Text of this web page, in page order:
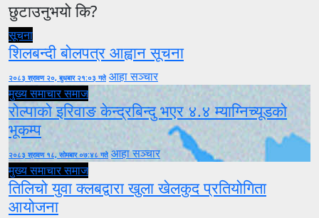
छुटाउनुभयो कि?
सूचना
शिलबन्दी बोलपत्र आह्वान सूचना
२०८३ श्रावण २०, बुधबार २१:०३ गते आहा सञ्चार
मुख्य समाचारसमाज
रोल्पाको इरिवाङ केन्द्रबिन्दु भएर ४.४ म्याग्निच्यूडको
भूकम्प
२०८३ श्रावण १८, सोमबार ०७:४८ गते आहा सञ्चार
मुख्य समाचारसमाज
तिलिचो युवा क्लबद्वारा खुला खेलकुद प्रतियोगिता
आयोजना